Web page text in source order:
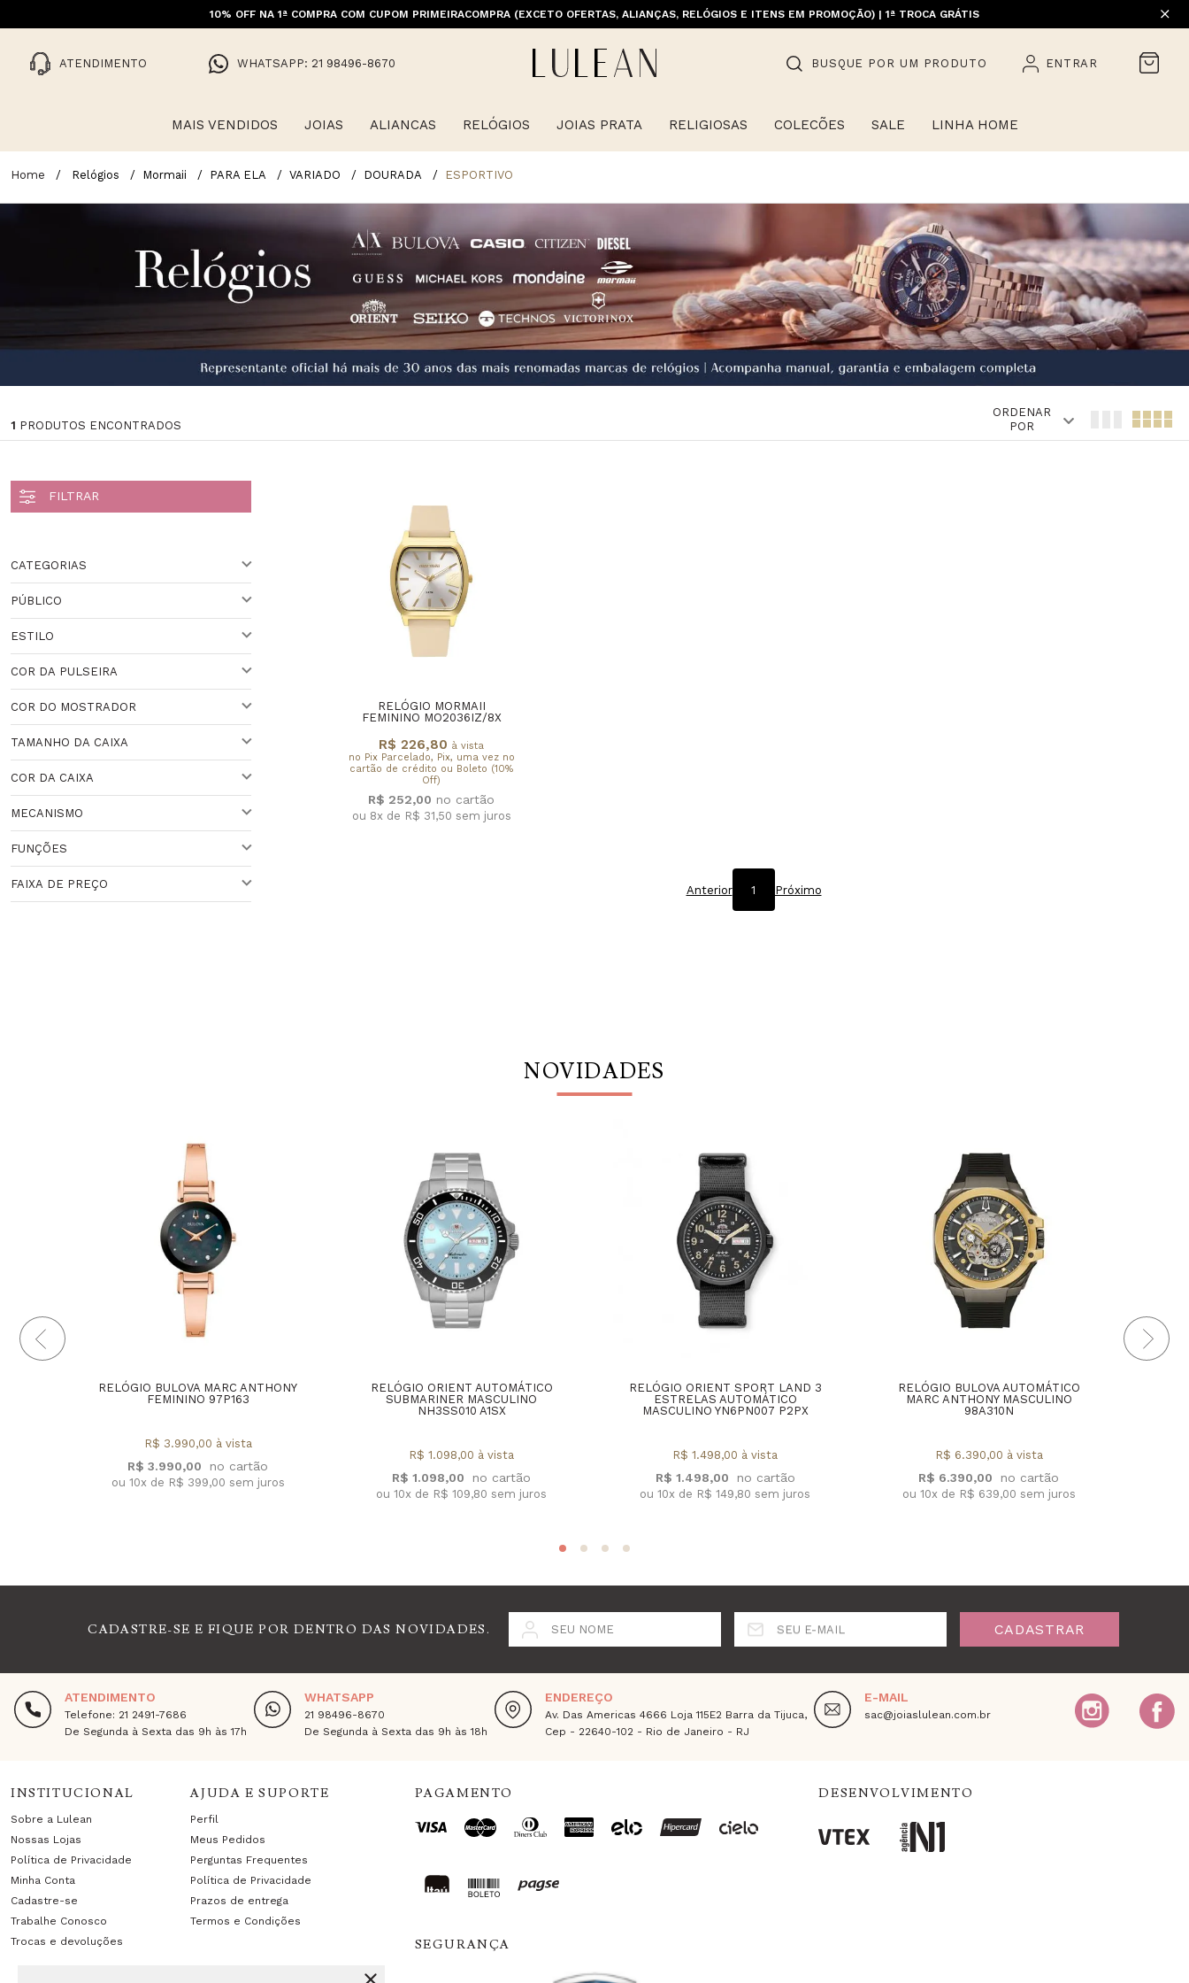
10% OFF NA 1ª COMPRA COM CUPOM PRIMEIRACOMPRA (EXCETO OFERTAS, ALIANÇAS, RELÓGIOS E ITENS EM PROMOÇÃO) | 1ª TROCA GRÁTIS
FRETE GRÁTIS ACIMA DE 399 PARA REGIÕES SELECIONADAS (EXCETO LINHA HOME)
ATENDIMENTO WHATSAPP: 21 98496-8670 BUSQUE POR UM PRODUTO ENTRAR
MAIS VENDIDOS JOIAS ALIANCAS RELÓGIOS JOIAS PRATA RELIGIOSAS COLECÕES SALE LINHA HOME
Relógios Mormaii PARA ELA VARIADO DOURADA ESPORTIVO
1 PRODUTOS ENCONTRADOS
ORDENAR
POR
CATEGORIAS
PÚBLICO
ESTILO
COR DA PULSEIRA
COR DO MOSTRADOR
TAMANHO DA CAIXA
COR DA CAIXA
MECANISMO
QUARTZO
FUNÇÕES
ANALÓGICO
FAIXA DE PREÇO
RELÓGIO MORMAII
FEMININO MO2036IZ/8X
R$ 226,80 à vista
no Pix Parcelado, Pix, uma vez no
cartão de crédito ou Boleto (10%
Off)
R$ 252,00
ou 8x de R$ 31,50 sem juros
Anterior 1 Próximo
NOVIDADES
RELÓGIO BULOVA MARC ANTHONY
FEMININO 97P163
R$ 3.990,00
R$ 3.990,00 à vista
ou 10x de R$ 399,00 sem juros
RELÓGIO ORIENT AUTOMÁTICO
SUBMARINER MASCULINO
NH3SS010 A1SX
R$ 1.098,00
R$ 1.098,00 à vista
ou 10x de R$ 109,80 sem juros
RELÓGIO ORIENT SPORT LAND 3
ESTRELAS AUTOMÁTICO
MASCULINO YN6PN007 P2PX
R$ 1.498,00
R$ 1.498,00 à vista
ou 10x de R$ 149,80 sem juros
RELÓGIO BULOVA AUTOMÁTICO
MARC ANTHONY MASCULINO
98A310N
R$ 6.390,00
R$ 6.390,00 à vista
ou 10x de R$ 639,00 sem juros
CADASTRE-SE E FIQUE POR DENTRO DAS NOVIDADES. SEU NOME SEU E-MAIL CADASTRAR
ATENDIMENTO
Telefone: 21 2491-7686
De Segunda à Sexta das 9h às 17h
WHATSAPP
21 98496-8670
De Segunda à Sexta das 9h às 18h
ENDEREÇO
Av. Das Americas 4666 Loja 115E2 Barra da Tijuca,
Cep - 22640-102 - Rio de Janeiro - RJ
E-MAIL
sac@joiaslulean.com.br
INSTITUCIONAL
Sobre a Lulean
Nossas Lojas
Política de Privacidade
Minha Conta
Cadastre-se
Trabalhe Conosco
Trocas e devoluções
AJUDA E SUPORTE
Perfil
Meus Pedidos
Perguntas Frequentes
Política de Privacidade
Prazos de entrega
Termos e Condições
PAGAMENTO
SEGURANÇA
DESENVOLVIMENTO